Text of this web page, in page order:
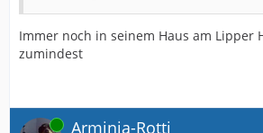
Immer noch in seinem Haus am Lipper
zumindest
Online Arminia-Rotti